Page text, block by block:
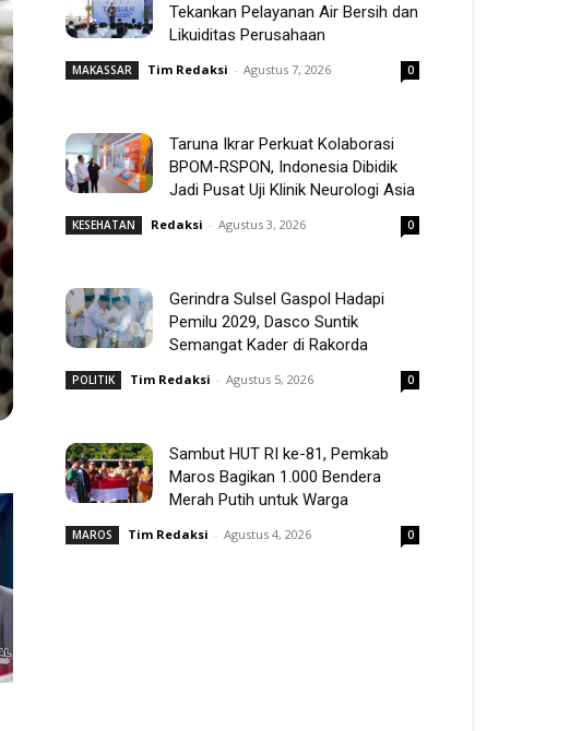
Tekankan Pelayanan Air Bersih dan
Likuiditas Perusahaan
MAKASSAR Tim Redaksi - Agustus 7, 2026 0
Taruna Ikrar Perkuat Kolaborasi
BPOM-RSPON, Indonesia Dibidik
Jadi Pusat Uji Klinik Neurologi Asia
KESEHATAN Redaksi - Agustus 3, 2026 0
Gerindra Sulsel Gaspol Hadapi
Pemilu 2029, Dasco Suntik
Semangat Kader di Rakorda
POLITIK Tim Redaksi - Agustus 5, 2026 0
Sambut HUT RI ke-81, Pemkab
Maros Bagikan 1.000 Bendera
Merah Putih untuk Warga
MAROS Tim Redaksi - Agustus 4, 2026 0